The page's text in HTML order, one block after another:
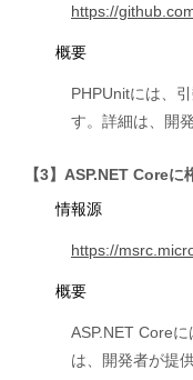
https://
概要
PHPUnitには、
す。詳細は、開
【3】ASP.NET Core
情報源
https://
概要
ASP.NET Core
は、開発者が提